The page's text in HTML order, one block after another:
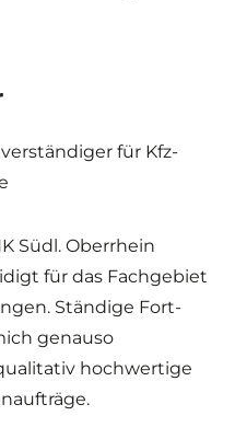
für Kfz-
Südl. Oberrhein
für das Fachgebiet
Ständige Fort-
genauso
hochwertige